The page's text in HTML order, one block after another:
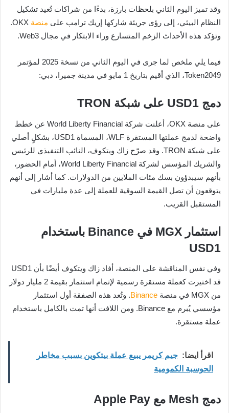
وقد تميز اليوم الثاني بلحظات بارزة، بدءًا من شراكات تُعيد تشكيل
النظام البيئي، إلى رؤى جريئة شاركها إريك ترامب على منصة
OKX.
وتؤكد هذه الأحداث الزخم المتسارع وراء الابتكار في مجال Web3.
فيما يلي ملخص لما جرى في اليوم الثاني من نسخة 2025 لمؤتمر
Token2049، الذي أقيم بتاريخ 1 مايو في مدينة جميرا، دبي:
دمج USD1 على شبكة TRON
على منصة OKX، أعلنت شركة World Liberty Financial عن خطط
واضحة لدمج عملتها المستقرة WLF، المسماة USD1، بشكلٍ أصلي
على شبكة TRON. وقد صرّح زاك ويتكوف، النائب التنفيذي للرئيس
والشريك المؤسس لشركة World Liberty Financial، أمام الحضور،
بأنهم سيبدؤون بسك مئات الملايين من الدولارات. كما أشار إلى أنهم
يتوقعون أن تصل القيمة السوقية للعملة إلى عدة مليارات في
المستقبل القريب.
استثمار MGX في Binance باستخدام
USD1
وفي نفس المناقشة على المنصة، أفاد زاك ويتكوف أيضًا بأن USD1
قد اختيرت كعملة مستقرة رسمية لإتمام استثمار بقيمة 2 مليار دولار
من MGX في منصة
Binance. وتُعد هذه الصفقة أول استثمار
مؤسسي يُبرم مع Binance. ومن اللافت أنها تمت بالكامل باستخدام
عملة مستقرة.
اقرأ ايضا: جيم كريمر يبيع عملة بيتكوين بسبب مخاطر
الحوسبة الكمومية
دمج Mesh مع Apple Pay